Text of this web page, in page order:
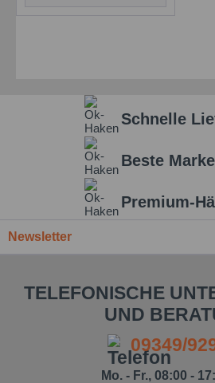
Schnelle
Beste
Premium-
Newsletter
TELEFONISCHE
UND
09349/
Mo. - Fr., 08:00 -